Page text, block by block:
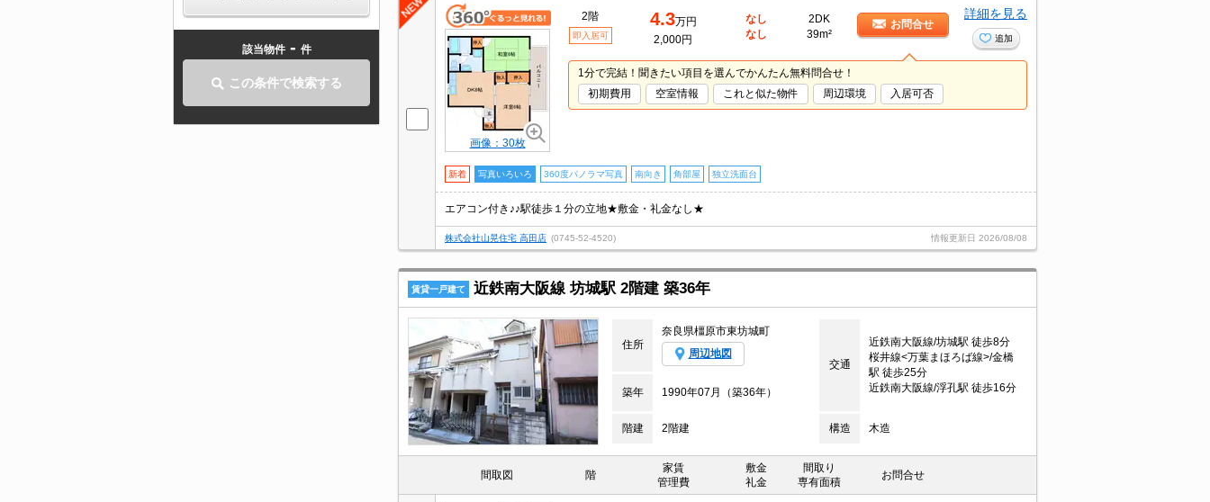
該当物件 - 件
この条件で検索する
画像：30枚
2階
即入居可
4.3万円
2,000円
なし
なし
2DK
39m²
お問合せ
詳細を見る
追加
1分で完結！聞きたい項目を選んでかんたん無料問合せ！
初期費用
空室情報 これと似た物件 周辺環境 入居可否
新着 写真いろいろ 360度パノラマ写真 南向き 角部屋 独立洗面台
エアコン付き♪♪駅徒歩１分の立地★敷金・礼金なし★
株式会社山晃住宅 高田店 (0745-52-4520) 情報更新日 2026/08/08
賃貸一戸建て 近鉄南大阪線 坊城駅 2階建 築36年
住所
奈良県橿原市東坊城町
周辺地図
交通
近鉄南大阪線/坊城駅 徒歩8分
桜井線<万葉まほろば線>/金橋
駅 徒歩25分
近鉄南大阪線/浮孔駅 徒歩16分
築年 1990年07月（築36年）
階建 2階建 構造 木造
間取図 階
家賃
管理費
敷金
礼金
間取り
専有面積
お問合せ